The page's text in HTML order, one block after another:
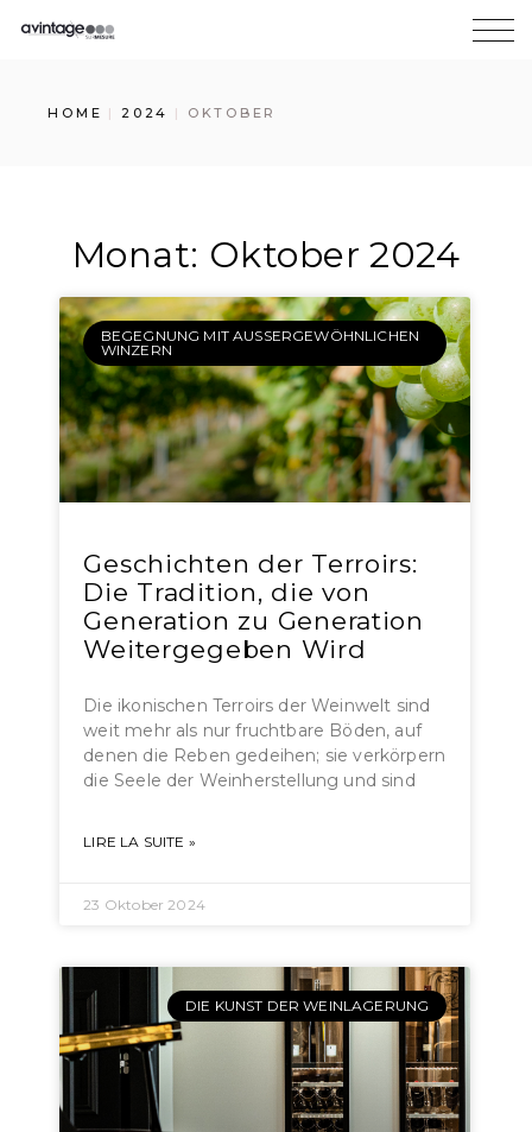
HOME 2024 OKTOBER
Monat: Oktober 2024
BEGEGNUNG MIT AUSSERGEWÖHNLICHEN W
INZERN
Geschichten der Terroirs:
Die Tradition, die von
Generation zu Generation
Weitergegeben Wird
Die ikonischen Terroirs der Weinwelt sind
weit mehr als nur fruchtbare Böden, auf
denen die Reben gedeihen; sie verkörpern
die Seele der Weinherstellung und sind
LIRE LA SUITE »
23 Oktober 2024
DIE KUNST DER WEINLAGERUNG